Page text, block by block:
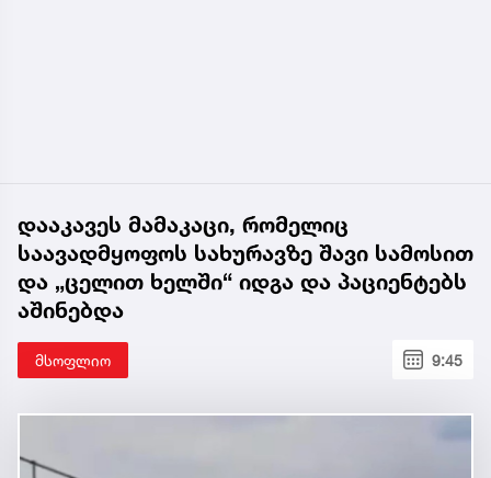
დააკავეს მამაკაცი, რომელიც
საავადმყოფოს სახურავზე შავი სამოსით
და „ცელით ხელში“ იდგა და პაციენტებს
აშინებდა
მსოფლიო 9:45